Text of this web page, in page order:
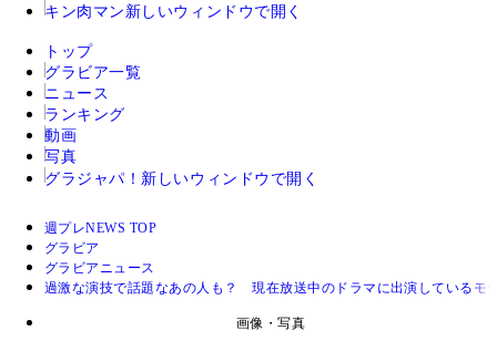
キン肉マン 新しいウィンドウで開く
トップ
グラビア一覧
ニュース
ランキング
動画
写真
グラジャパ！ 新しいウィンドウで開く
週プレNEWS TOP
グラビア
グラビアニュース
過激な演技で話題なあの人も？ 現在放送中のドラマに出演しているモ
画像・写真